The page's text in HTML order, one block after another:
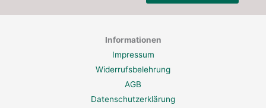
Informationen
Impressum
Widerrufsbelehrung
AGB
Datenschutzerklärung